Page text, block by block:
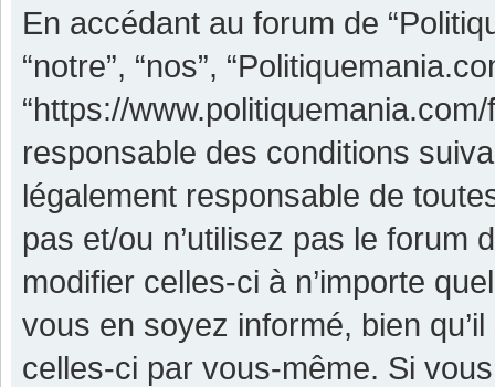
En accédant au forum de
“notre”, “nos”,
“https://
responsable des conditions
légalement responsable de
pas et/ou n’utilisez pas le forum
modifier celles-ci à n’importe
vous en soyez informé, bien
celles-ci par vous-même. Si